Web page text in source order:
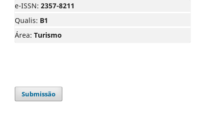
e-ISSN: 2357-8211
Qualis: B1
Área: Turismo
Submissão